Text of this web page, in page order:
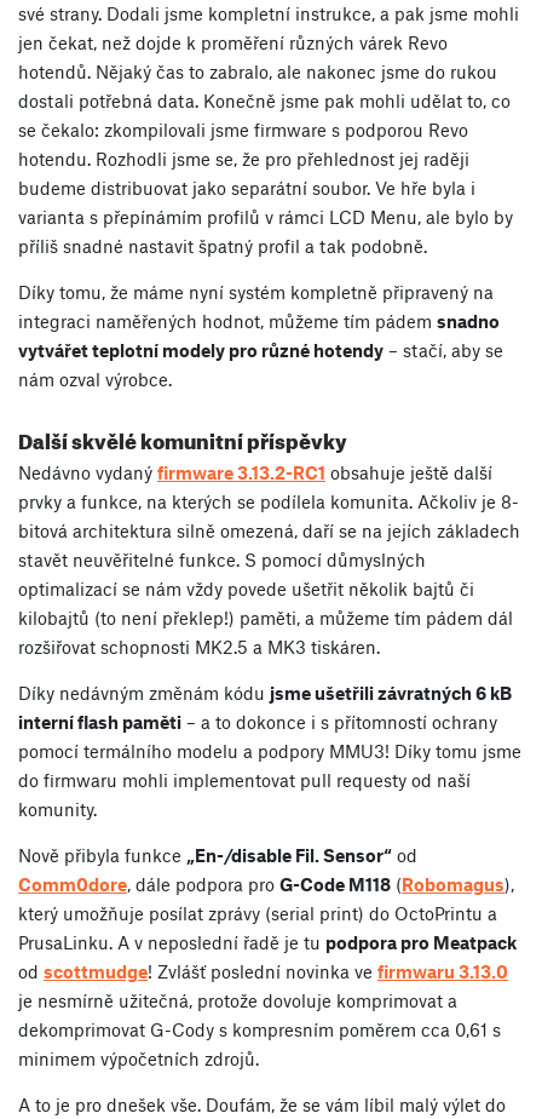
své strany. Dodali jsme kompletní instrukce, a pak jsme mohli
jen čekat, než dojde k proměření různých várek Revo
hotendů. Nějaký čas to zabralo, ale nakonec jsme do rukou
dostali potřebná data. Konečně jsme pak mohli udělat to, co
se čekalo: zkompilovali jsme firmware s podporou Revo
hotendu. Rozhodli jsme se, že pro přehlednost jej raději
budeme distribuovat jako separátní soubor. Ve hře byla i
varianta s přepínámím profilů v rámci LCD Menu, ale bylo by
příliš snadné nastavit špatný profil a tak podobně.
Díky tomu, že máme nyní systém kompletně připravený na
integraci naměřených hodnot, můžeme tím pádem snadno
vytvářet teplotní modely pro různé hotendy – stačí, aby se
nám ozval výrobce.
Další skvělé komunitní příspěvky
Nedávno vydaný firmware 3.13.2-RC1 obsahuje ještě další
prvky a funkce, na kterých se podílela komunita. Ačkoliv je 8-
bitová architektura silně omezená, daří se na jejích základech
stavět neuvěřitelné funkce. S pomocí důmyslných
optimalizací se nám vždy povede ušetřit několik bajtů či
kilobajtů (to není překlep!) paměti, a můžeme tím pádem dál
rozšiřovat schopnosti MK2.5 a MK3 tiskáren.
Díky nedávným změnám kódu jsme ušetřili závratných 6 kB
interní flash paměti – a to dokonce i s přítomností ochrany
pomocí termálního modelu a podpory MMU3! Díky tomu jsme
do firmwaru mohli implementovat pull requesty od naší
komunity.
Nově přibyla funkce „En-/disable Fil. Sensor“ od
Comm0dore, dále podpora pro G-Code M118 (Robomagus),
který umožňuje posílat zprávy (serial print) do OctoPrintu a
PrusaLinku. A v neposlední řadě je tu podpora pro Meatpack
od scottmudge! Zvlášť poslední novinka ve firmwaru 3.13.0
je nesmírně užitečná, protože dovoluje komprimovat a
dekomprimovat G-Cody s kompresním poměrem cca 0,61 s
minimem výpočetních zdrojů.
A to je pro dnešek vše. Doufám, že se vám líbil malý výlet do